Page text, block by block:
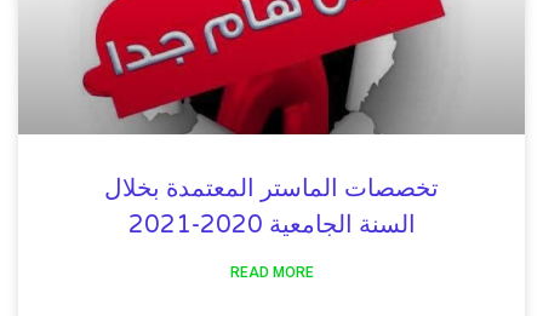
تخصصات الماستر المعتمدة بخلال
السنة الجامعية 2020-2021
READ MORE